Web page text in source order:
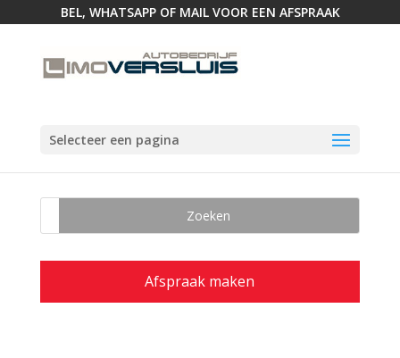
BEL, WHATSAPP OF MAIL VOOR EEN AFSPRAAK
Selecteer een pagina
Afspraak maken